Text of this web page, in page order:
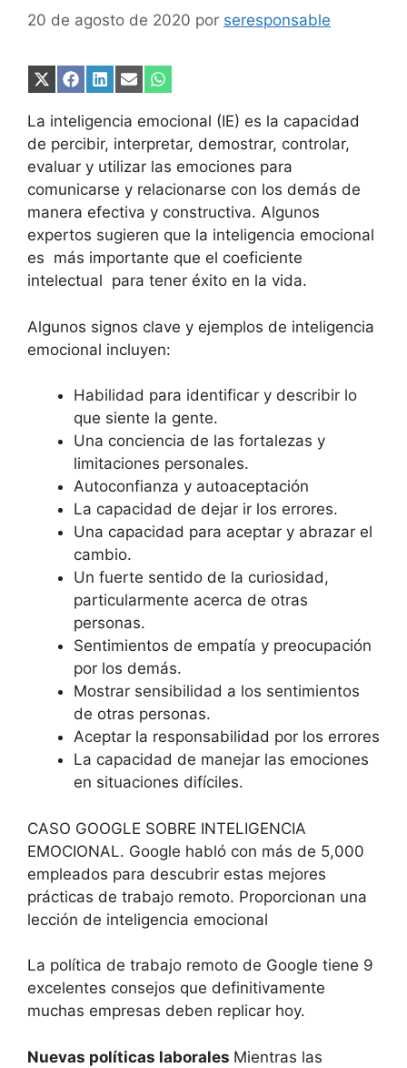
20 de agosto de 2020 por seresponsable
Compartir
X
(Twitter)
Compartir
Facebook
Compartir
LinkedIn
Compartir
Email
Compartir
WhatsApp
La inteligencia emocional (IE) es la capacidad
de percibir, interpretar, demostrar, controlar,
evaluar y utilizar las emociones para
comunicarse y relacionarse con los demás de
manera efectiva y constructiva. Algunos
expertos sugieren que la inteligencia emocional
es más importante que el coeficiente
intelectual para tener éxito en la vida.
Algunos signos clave y ejemplos de inteligencia
emocional incluyen:
Habilidad para identificar y describir lo
que siente la gente.
Una conciencia de las fortalezas y
limitaciones personales.
Autoconfianza y autoaceptación
La capacidad de dejar ir los errores.
Una capacidad para aceptar y abrazar el
cambio.
Un fuerte sentido de la curiosidad,
particularmente acerca de otras
personas.
Sentimientos de empatía y preocupación
por los demás.
Mostrar sensibilidad a los sentimientos
de otras personas.
Aceptar la responsabilidad por los errores
La capacidad de manejar las emociones
en situaciones difíciles.
CASO GOOGLE SOBRE INTELIGENCIA
EMOCIONAL. Google habló con más de 5,000
empleados para descubrir estas mejores
prácticas de trabajo remoto. Proporcionan una
lección de inteligencia emocional
La política de trabajo remoto de Google tiene 9
excelentes consejos que definitivamente
muchas empresas deben replicar hoy.
Nuevas políticas laborales Mientras las